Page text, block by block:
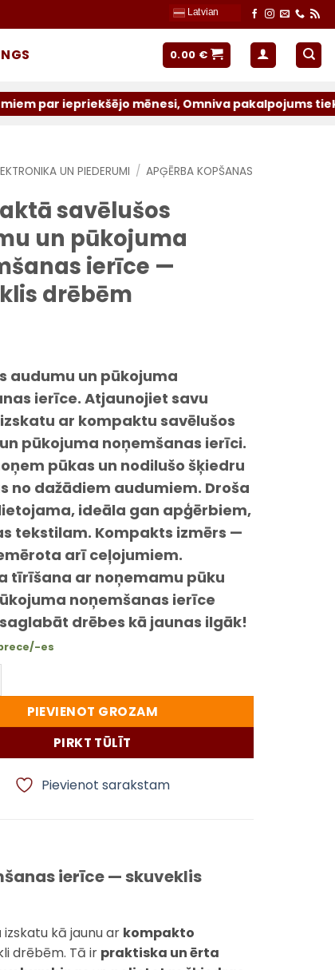
Latvian
0.00 €
mēnesi, Omniva pakalpojums tiek atslēgts
UN PIEDERUMI / APĢĒRBA KOPŠANAS
savēlušos
un pūkojuma
ierīce —
drēbēm
audumu un pūkojuma
ierīce.Atjaunojiet savu
ar kompaktu savēlušos
pūkojuma noņemšanas ierīci.
pūkas un nodilušo šķiedru
no dažādiem audumiem. Droša
ideāla gan apģērbiem,
tekstilam. Kompakts izmērs —
arī ceļojumiem.
tīrīšana ar noņemamu pūku
noņemšanas ierīce
drēbes kā jaunas ilgāk!
es
audumu un pūkojuma noņemšanas ierīce
PIEVIENOT GROZAM
PIRKT TŪLĪT
Pievienot sarakstam
ierīce — skuveklis
izskatu kā jaunu ar kompakto
drēbēm. Tā ir praktiska un ērta